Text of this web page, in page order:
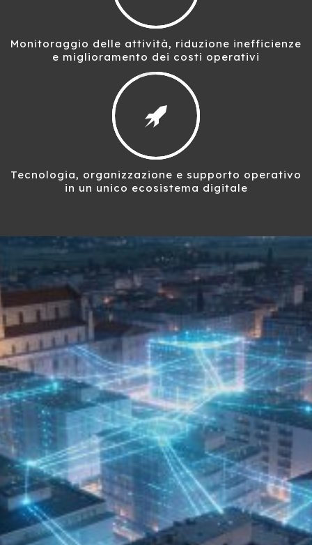
Monitoraggio delle attività, riduzione inefficienze
e miglioramento dei costi operativi
Tecnologia, organizzazione e supporto operativo
in un unico ecosistema digitale